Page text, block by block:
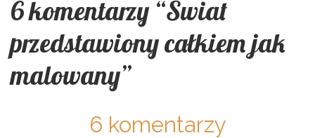
6 komentarzy “Świat
przedstawiony całkiem jak
malowany”
6 komentarzy